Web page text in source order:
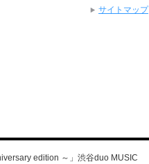
edition ～」渋谷duo MUSIC
サイトマップ